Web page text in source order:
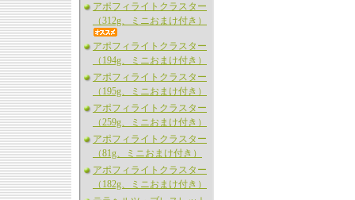
アポフィライトクラスター
（312g、ミニおまけ付き）
アポフィライトクラスター
（194g、ミニおまけ付き）
アポフィライトクラスター
（195g、ミニおまけ付き）
アポフィライトクラスター
（259g、ミニおまけ付き）
アポフィライトクラスター
（81g、ミニおまけ付き）
アポフィライトクラスター
（182g、ミニおまけ付き）